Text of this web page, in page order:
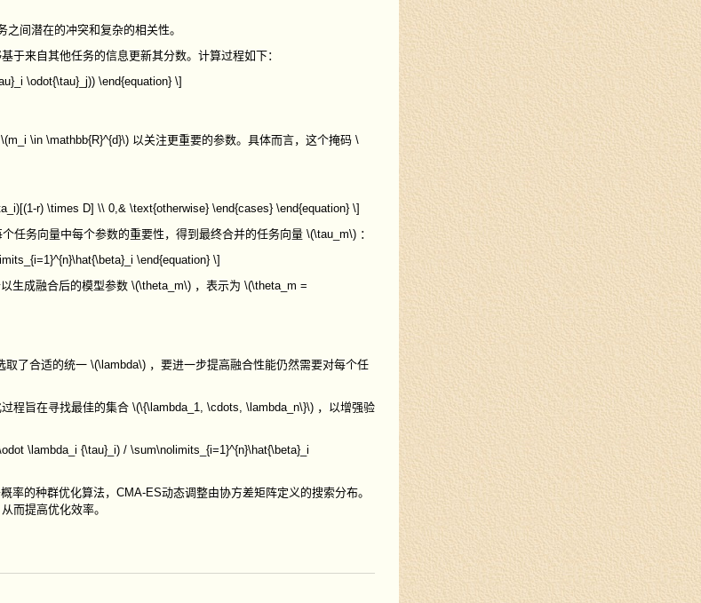
间潜在的冲突和复杂的相关性。
于来自其他任务的信息更新其分数。计算过程如下：
\odot{\tau}_j)) \end{equation} \]
\(m_i \in \mathbb{R}^{d}\)以关注更重要的参数。具体而言，这个掩码 \
r) \times D] \\ 0,& \text{otherwise} \end{cases} \end{equation} \]
任务向量中每个参数的重要性，得到最终合并的任务向量 \(\tau_m\)：
\end{equation} \]
生成融合后的模型参数 \(\theta_m\)，表示为 \(\theta_m =
取了合适的统一 \(\lambda\)，要进一步提高融合性能仍然需要对每个任
程旨在寻找最佳的集合 \(\{\lambda_1, \cdots, \lambda_n\}\)，以增强验
\lambda_i {\tau}_i) / \sum\nolimits_{i=1}^{n}\hat{\beta}_i
率的种群优化算法， CMA-ES动态调整由协方差矩阵定义的搜索分布。
而提高优化效率。